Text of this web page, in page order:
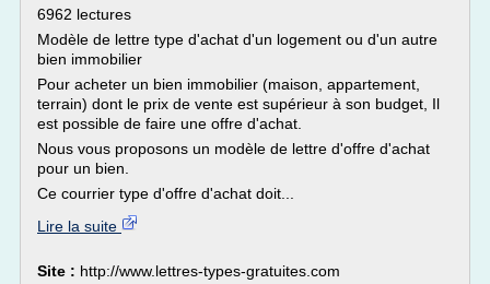
6962 lectures
Modèle de lettre type d'achat d'un logement ou d'un autre
bien immobilier
Pour acheter un bien immobilier (maison, appartement,
terrain) dont le prix de vente est supérieur à son budget, Il
est possible de faire une offre d'achat.
Nous vous proposons un modèle de lettre d'offre d'achat
pour un bien.
Ce courrier type d'offre d'achat doit...
Lire la suite
Site : http://www.lettres-types-gratuites.com